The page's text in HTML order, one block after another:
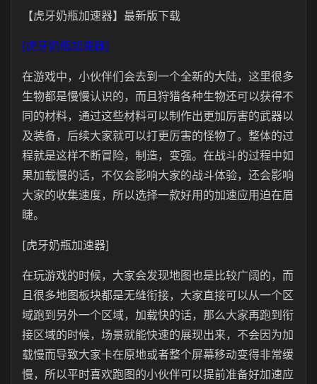
【虎牙奶瓶加速器】最新版下载
[虎牙奶瓶加速器]
在游戏中，小伙伴们会去到一个全新的大陆，这里很多
生物都是慢慢认识的，而且狩猎各种生物还可以获得不
同的材料，通过这些材料可以制作出更加厉害的武器以
及装备，后续大家就可以打更厉害的怪物了。整体的过
程就是这样不断冒险，制造，变强。在战斗的过程中如
果加载慢的话，不仅会影响大家的战斗体验，还会影响
大家的收集速度，所以选择一款好用的加速应用迫在眉
睫。
[虎牙奶瓶加速器]
在玩游戏的时候，大家会发现地图也是比较广阔的，而
且很多地图板块都是无缝衔接，大家直接可以从一个区
域跑到另外一个区域，加载快的话，那么大家再跑到衔
接区域的时候，场景就能快速的展现出来，不会因为加
载慢而导致大家卡在原地或者整个屏幕移动变得非常缓
慢，所以平时喜欢跑图的小伙伴可以提前准备好加速应